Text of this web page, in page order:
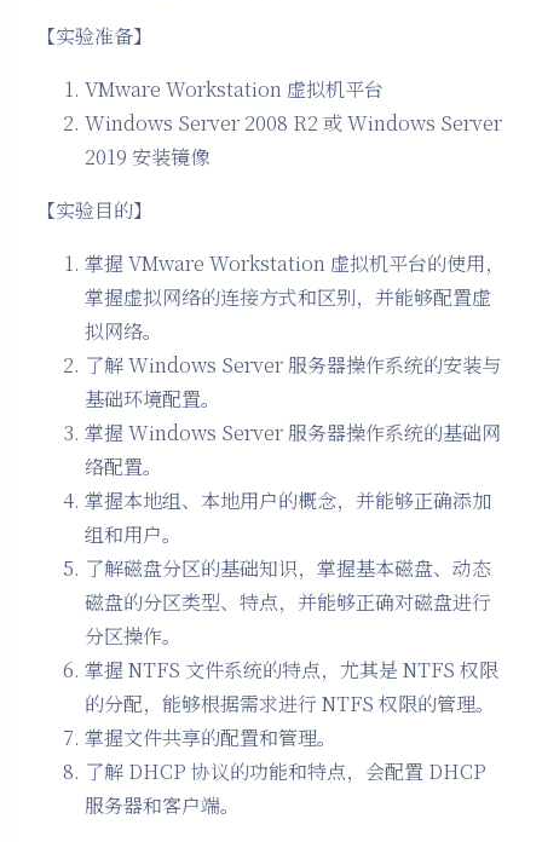
【实验准备】
VMware Workstation 虚拟机平台
Windows Server 2008 R2 或 Windows Server
2019 安装镜像
【实验目的】
掌握 VMware Workstation 虚拟机平台的使用，
掌握虚拟网络的连接方式和区别，并能够配置虚
拟网络。
了解 Windows Server 服务器操作系统的安装与
基础环境配置。
掌握 Windows Server 服务器操作系统的基础网
络配置。
掌握本地组、本地用户的概念，并能够正确添加
组和用户。
了解磁盘分区的基础知识，掌握基本磁盘、动态
磁盘的分区类型、特点，并能够正确对磁盘进行
分区操作。
掌握 NTFS 文件系统的特点，尤其是 NTFS 权限
的分配，能够根据需求进行 NTFS 权限的管理。
掌握文件共享的配置和管理。
了解 DHCP 协议的功能和特点，会配置 DHCP
服务器和客户端。